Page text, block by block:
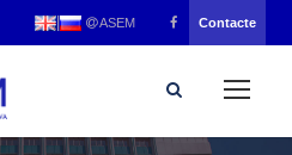
ASEM Contacte